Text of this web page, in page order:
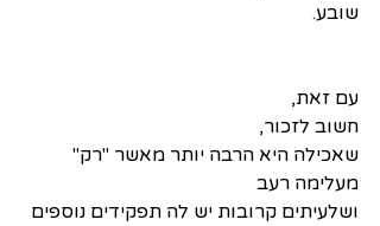
שובע.
עם זאת,
חשוב לזכור,
שאכילה היא הרבה יותר מאשר "רק"
מעלימה רעב
ושלעיתים קרובות יש לה תפקידים נוספים